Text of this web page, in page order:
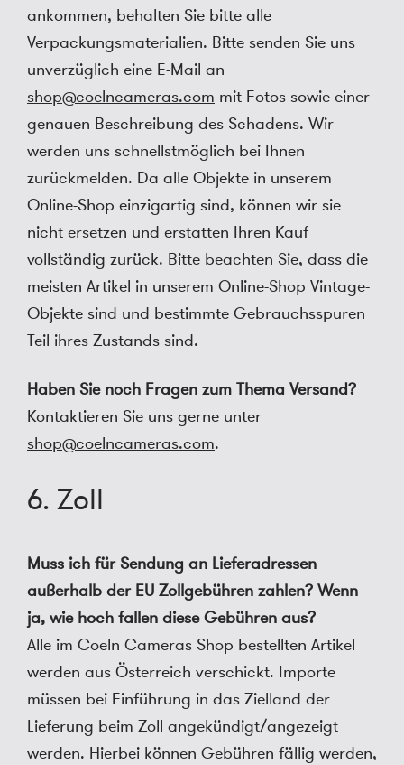
ankommen, behalten Sie bitte alle
Verpackungsmaterialien. Bitte senden Sie uns
unverzüglich eine E-Mail an
shop@coelncameras.com mit Fotos sowie einer
genauen Beschreibung des Schadens. Wir
werden uns schnellstmöglich bei Ihnen
zurückmelden. Da alle Objekte in unserem
Online-Shop einzigartig sind, können wir sie
nicht ersetzen und erstatten Ihren Kauf
vollständig zurück. Bitte beachten Sie, dass die
meisten Artikel in unserem Online-Shop Vintage-
Objekte sind und bestimmte Gebrauchsspuren
Teil ihres Zustands sind.
Haben Sie noch Fragen zum Thema Versand?
Kontaktieren Sie uns gerne unter
shop@coelncameras.com.
6. Zoll
Muss ich für Sendung an Lieferadressen
außerhalb der EU Zollgebühren zahlen? Wenn
ja, wie hoch fallen diese Gebühren aus?
Alle im Coeln Cameras Shop bestellten Artikel
werden aus Österreich verschickt. Importe
müssen bei Einführung in das Zielland der
Lieferung beim Zoll angekündigt/angezeigt
werden. Hierbei können Gebühren fällig werden,